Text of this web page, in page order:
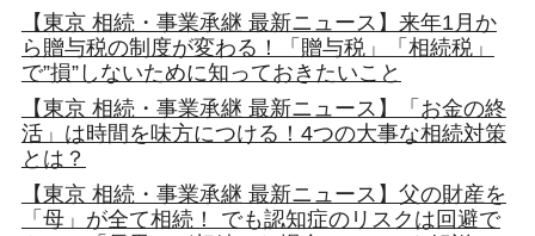
【東京 相続・事業承継 最新ニュース】来年1月か
ら贈与税の制度が変わる！「贈与税」「相続税」
で”損”しないために知っておきたいこと
【東京 相続・事業承継 最新ニュース】「お金の終
活」は時間を味方につける！4つの大事な相続対策
とは？
【東京 相続・事業承継 最新ニュース】父の財産を
「母」が全て相続！ でも認知症のリスクは回避で